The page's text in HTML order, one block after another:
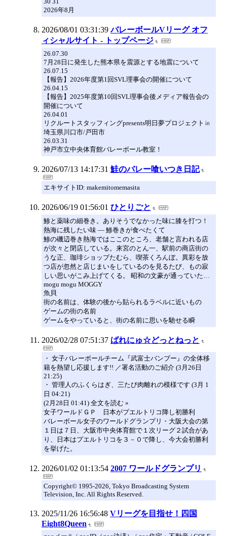
2026年8月
2026/08/01 03:31:39 バレーボールVリーグ オフ
ィシャルサイト - トップページ
26.07.30
7月28日に発生した熊本県を震源とする地震について
26.07.15
【報告】2026年度第1回SVL理事会の開催について
26.04.15
【報告】2025年度第10回SVL理事会後メディア報告会の
開催について
26.04.01
リクルートスタッフィングpresents明日夢プロジェクト㏌
埼玉県川口市/戸田市
26.03.31
神戸市立中央体育館バレーボール教室！
2026/07/13 14:17:31 鮭のバレー喰いつき日記
エキサイトID: makemitomemasita
2026/06/19 01:56:01 ひとりごと
鯵と薬味の細巻き。ありそうでなかった味に膝を打つ！
熱海に残したい味 ― 鯵巻きが食べたくて
鯵の磯辺巻き熱海ではここのところ、老舗と言われる店
が次々と閉店している。来宮のとん一、駅前の商店街の
うな正、珈琲ショップたむら、喫茶くろんぼ。異彩を放
つ店が忽然と店じまいをしているのを見るたび、もの寂
しい思いがこみ上げてくる。 昭和の文豪が通っていた…
mogu mogu MOGGY
魚貝
街の名前は、体験の後から貼られるラベルに近いもの
ゲームの街の名前
ゲームをやっていると、街の名前に思いを馳せる瞬
2026/02/28 07:51:37 ばれにゅ☆どっとねっと
・ 女子バレーボールチーム『武富士バンブー』の全体移
籍を熱望し応援します!! ／署名活動のご紹介 (3月26日
21:25)
・ 管理人のふくらはぎ、三たび肉離れの模様です (3月 1
日 04:21)
(2月28日 01:41) 全文を読む »
女子ワールドＧＰ 日本がプエルトリコ降し初勝利
バレーボール女子のワールドグランプリ・大阪大会の第
１日は７日、大阪市中央体育館で１次リーグ２試合があ
り、日本はプエルトリコを３－０で降し、今大会初勝利
を挙げた。
2026/01/02 01:13:54 2007 ワールドグランプリ
Copyright© 1995-2026, Tokyo Broadcasting System
Television, Inc. All Rights Reserved.
2025/11/26 16:56:48 Vリーグを目指せ！四国
Eight8Queen